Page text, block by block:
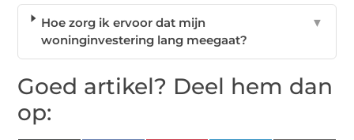
Hoe zorg ik ervoor dat mijn
woninginvestering lang meegaat?
▼
Goed artikel? Deel hem dan
op: